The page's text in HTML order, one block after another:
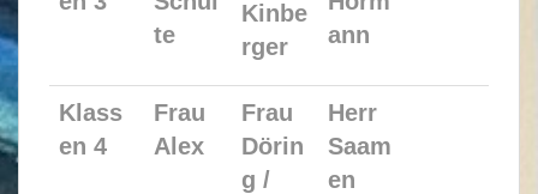
te
Kinbe
rger
ann
Klass
en 4
Frau
Alex
Frau
Dörin
g /
Herr
Saam
en